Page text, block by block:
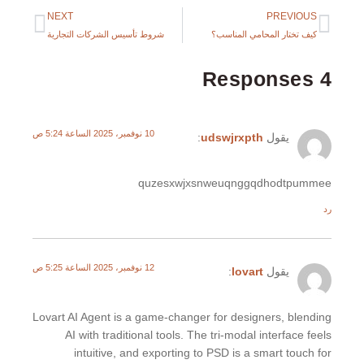
PREVIOUS
كيف تختار المحامي المناسب؟
NEXT
شروط تأسيس الشركات التجارية
4 Responses
يقول udswjrxpth
: 10 نوفمبر، 2025 الساعة 5:24 ص
quzesxwjxsnweuqnggqdhodtpummee
رد
يقول lovart
: 12 نوفمبر، 2025 الساعة 5:25 ص
Lovart AI Agent is a game-changer for designers, blending
AI with traditional tools. The tri-modal interface feels
intuitive, and exporting to PSD is a smart touch for